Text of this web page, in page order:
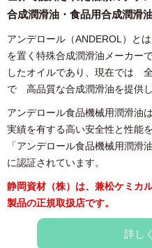
合成潤滑油・食品用合成潤滑
アンデロール（ANDEROL）と
を置く特殊合成潤滑油メーカー
したオイルであり、現在では
で 高品質な合成潤滑油を提供し
アンデロール食品機械用潤滑油
実績を有する高い安全性と性能
「アンデロール食品機械用潤
に認証されています。
静岡資材（株）は、兼松ケミカ
製品の正規取扱店です。
詳し